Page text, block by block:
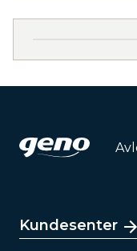
Kundesenter